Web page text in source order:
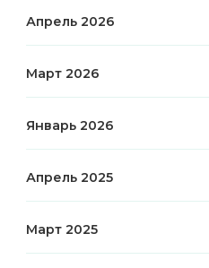
Апрель 2026
Март 2026
Январь 2026
Апрель 2025
Март 2025